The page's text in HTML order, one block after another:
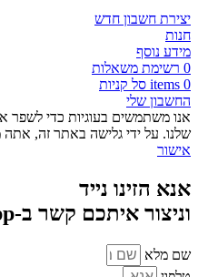
יצירת חשבון חדש
חנות
מידע נוסף
0 רשימת משאלות
0
items סל קניות
החשבון שלי
אנו משתמשים בעוגיות כדי לשפר
שלנו. על ידי גלישה באתר זה, אתה
אישור
אנא הזינו נייד
וניצור איתכם קשר ב-WhatsApp
שם מלא